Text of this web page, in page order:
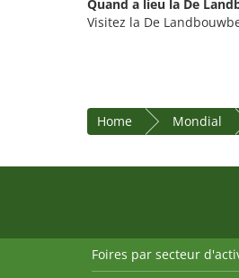
Quand a lieu la De
Visitez la De
Home Mondial
Foires par secteur